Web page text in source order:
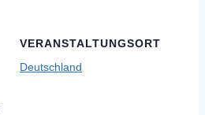
VERANSTALTUNGSORT
Deutschland